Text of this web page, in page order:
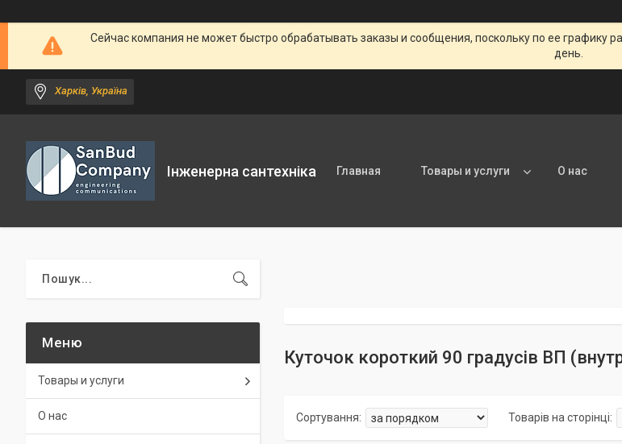
Сейчас компания не может быстро обрабатывать заказы и сообщения, поскольку по ее
день.
Харків, Україна
Інженерна сантехніка Главная Товары и услуги О нас
Куточок короткий 90 градусів ВП
Товары и услуги
О нас